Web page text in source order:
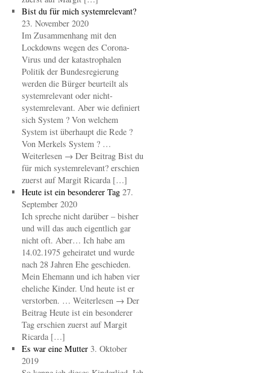
Bist du für mich systemrelevant?
23. November 2020
Im Zusammenhang mit den
Lockdowns wegen des Corona-
Virus und der katastrophalen
Politik der Bundesregierung
werden die Bürger beurteilt als
systemrelevant oder nicht-
systemrelevant. Aber wie definiert
sich System ? Von welchem
System ist überhaupt die Rede ?
Von Merkels System ? …
Weiterlesen → Der Beitrag Bist du
für mich systemrelevant? erschien
zuerst auf Margit Ricarda […]
Heute ist ein besonderer Tag 27.
September 2020
Ich spreche nicht darüber – bisher
und will das auch eigentlich gar
nicht oft. Aber… Ich habe am
14.02.1975 geheiratet und wurde
nach 28 Jahren Ehe geschieden.
Mein Ehemann und ich haben vier
eheliche Kinder. Und heute ist er
verstorben. … Weiterlesen → Der
Beitrag Heute ist ein besonderer
Tag erschien zuerst auf Margit
Ricarda […]
Es war eine Mutter 3. Oktober
2019